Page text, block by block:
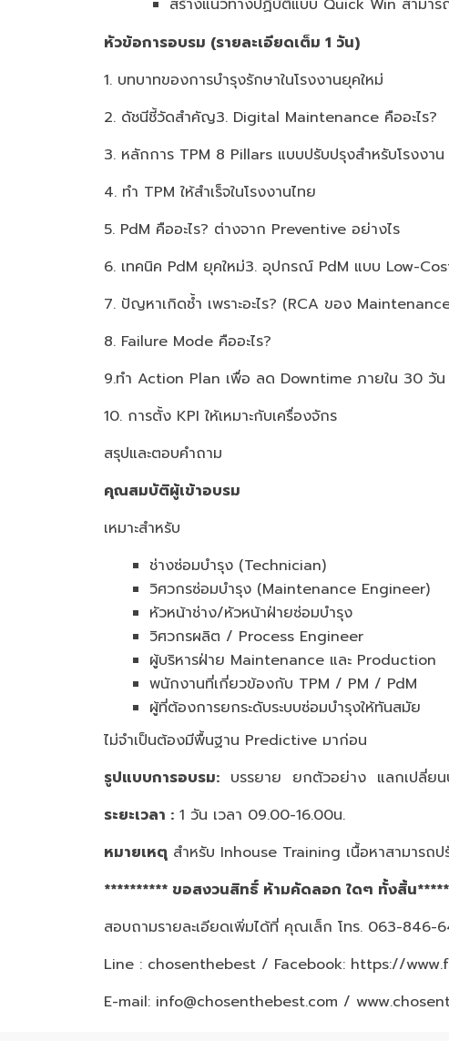
สร้างแนวทางปฏิบัติแบบ Quick Win สามาร
หัวข้อการอบรม (รายละเอียดเต็ม 1 วัน)
1. บทบาทของการบำรุงรักษาในโรงงานยุคใหม่
2. ดัชนีชี้วัดสำคัญ3. Digital Maintenance คืออะไร?
3. หลักการ TPM 8 Pillars แบบปรับปรุงสำหรับโรงงาน
4. ทำ TPM ให้สำเร็จในโรงงานไทย
5. PdM คืออะไร? ต่างจาก Preventive อย่างไร
6. เทคนิค PdM ยุคใหม่3. อุปกรณ์ PdM แบบ Low-
7. ปัญหาเกิดซ้ำ เพราะอะไร? (RCA ของ
8. Failure Mode คืออะไร?
9.ทำ Action Plan เพื่อ ลด Downtime ภายใน 30 วัน
10. การตั้ง KPI ให้เหมาะกับเครื่องจักร
สรุปและตอบคำถาม
คุณสมบัติผู้เข้าอบรม
เหมาะสำหรับ
ช่างซ่อมบำรุง (Technician)
วิศวกรซ่อมบำรุง (Maintenance Engineer)
หัวหน้าช่าง/หัวหน้าฝ่ายซ่อมบำรุง
วิศวกรผลิต / Process Engineer
ผู้บริหารฝ่าย Maintenance และ Production
พนักงานที่เกี่ยวข้องกับ TPM / PM / PdM
ผู้ที่ต้องการยกระดับระบบซ่อมบำรุงให้ทันสมัย
ไม่จำเป็นต้องมีพื้นฐาน Predictive มาก่อน
รูปแบบการอบรม: บรรยาย ยกตัวอย่าง แลกเปลี่ยน
ระยะเวลา : 1 วัน เวลา 09.00-16.00น.
หมายเหตุ สำหรับ Inhouse Training เนื้อหาสามารถป
********** ขอสงวนสิทธิ์ ห้ามคัดลอก ใดๆ ทั้งสิ้น
สอบถามรายละเอียดเพิ่มได้ที่ คุณเล็ก โทร. 063-846-
Line : chosenthebest / Facebook: https://
E-mail: info@chosenthebest.com /